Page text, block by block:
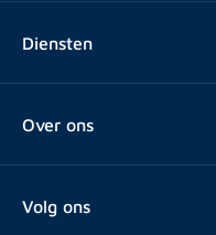
Diensten
Over ons
Veelgestelde vragen
Volg ons